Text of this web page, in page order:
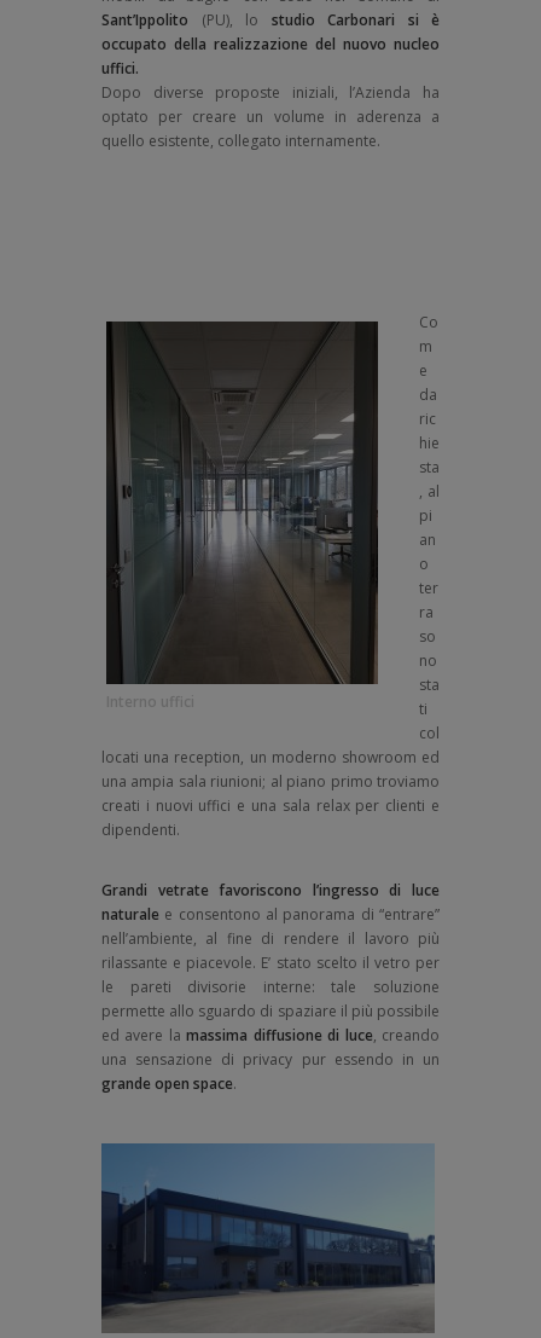
Sant’Ippolito (PU), lo studio Carbonari si è
occupato della realizzazione del nuovo nucleo
uffici.
Dopo diverse proposte iniziali, l’Azienda ha
optato per creare un volume in aderenza a
quello esistente, collegato internamente.
Interno uffici
Co
m
e
da
ric
hie
sta
, al
pi
an
o
ter
ra
so
no
sta
ti
col
locati una reception, un moderno showroom ed
una ampia sala riunioni; al piano primo troviamo
creati i nuovi uffici e una sala relax per clienti e
dipendenti.
Grandi vetrate favoriscono l’ingresso di luce
naturale e consentono al panorama di “entrare”
nell’ambiente, al fine di rendere il lavoro più
rilassante e piacevole. E’ stato scelto il vetro per
le pareti divisorie interne: tale soluzione
permette allo sguardo di spaziare il più possibile
ed avere lamassima diffusione di luce, creando
una sensazione di privacy pur essendo in un
grande open space.